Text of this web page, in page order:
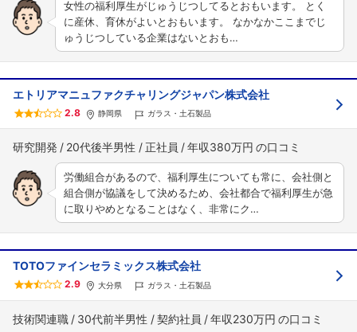
フォローしました
こちらの企業もフォローしませんか？
女性の福利厚生がじゅうじつしてるとおもいます。 とく
に産休、育休がよいとおもいます。 なかなかここまでじ
ゅうじつしている企業はないとおも…
エトリアマニュファクチャリングジャパン株式会社
2.8 静岡県 ガラス・土石製品
研究開発 20代後半男性 正社員 年収380万円
労働組合があるので、福利厚生についても常に、会社側と
組合側が協議をして決めるため、会社都合で福利厚生が急
に取りやめとなることはなく、非常にク…
TOTOファインセラミックス株式会社
2.9 大分県 ガラス・土石製品
技術関連職 30代前半男性 契約社員 年収230万円